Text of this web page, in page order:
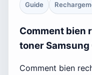
Guide
Comment bien
toner
Comment bien